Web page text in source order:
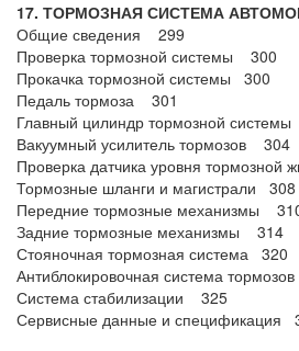
17. ТОРМОЗНАЯ СИСТЕМА
Общие сведения 299
Проверка тормозной системы 300
Прокачка тормозной системы 300
Педаль тормоза 301
Главный цилиндр тормозной
Вакуумный усилитель тормозов 304
Проверка датчика уровня тормозной
Тормозные шланги и магистрали 308
Передние тормозные механизмы
Задние тормозные механизмы 314
Стояночная тормозная система 320
Антиблокировочная система
Система стабилизации 325
Сервисные данные и спецификация